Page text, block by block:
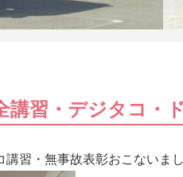
講習・デジタコ・
習・無事故表彰おこないまし